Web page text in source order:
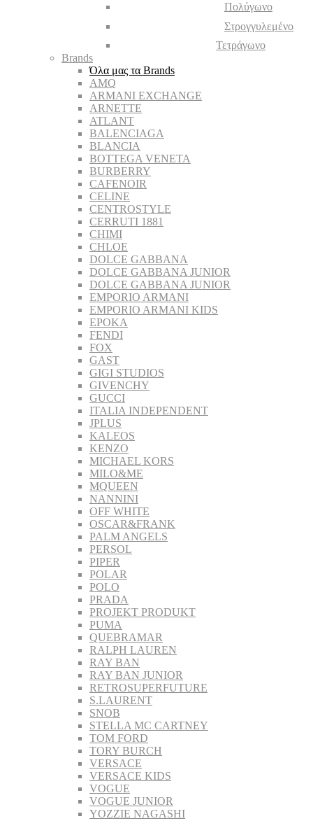
Πολύγωνο
Στρογγυλεμένο
Τετράγωνο
Brands
Όλα μας τα Brands
AMQ
ARMANI EXCHANGE
ARNETTE
ATLANT
BALENCIAGA
BLANCIA
BOTTEGA VENETA
BURBERRY
CAFENOIR
CELINE
CENTROSTYLE
CERRUTI 1881
CHIMI
CHLOE
DOLCE GABBANA
DOLCE GABBANA JUNIOR
DOLCE GABBANA JUNIOR
EMPORIO ARMANI
EMPORIO ARMANI KIDS
EPOKA
FENDI
FOX
GAST
GIGI STUDIOS
GIVENCHY
GUCCI
ITALIA INDEPENDENT
JPLUS
KALEOS
KENZO
MICHAEL KORS
MILO&ME
MQUEEN
NANNINI
OFF WHITE
OSCAR&FRANK
PALM ANGELS
PERSOL
PIPER
POLAR
POLO
PRADA
PROJEKT PRODUKT
PUMA
QUEBRAMAR
RALPH LAUREN
RAY BAN
RAY BAN JUNIOR
RETROSUPERFUTURE
S.LAURENT
SNOB
STELLA MC CARTNEY
TOM FORD
TORY BURCH
VERSACE
VERSACE KIDS
VOGUE
VOGUE JUNIOR
YOZZIE NAGASHI